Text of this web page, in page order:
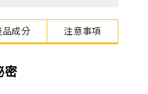
品成分 注意事項
密
德風健康館